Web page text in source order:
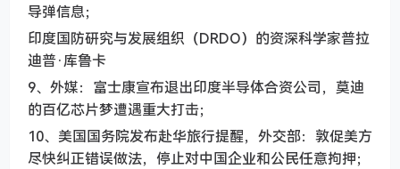
导弹信息；
印度国防研究与发展组织（DRDO）的资深科学家普拉
迪普·库鲁卡
9、外媒：富士康宣布退出印度半导体合资公司，莫迪
的百亿芯片梦遭遇重大打击；
10、美国国务院发布赴华旅行提醒，外交部：敦促美方
尽快纠正错误做法，停止对中国企业和公民任意拘押；